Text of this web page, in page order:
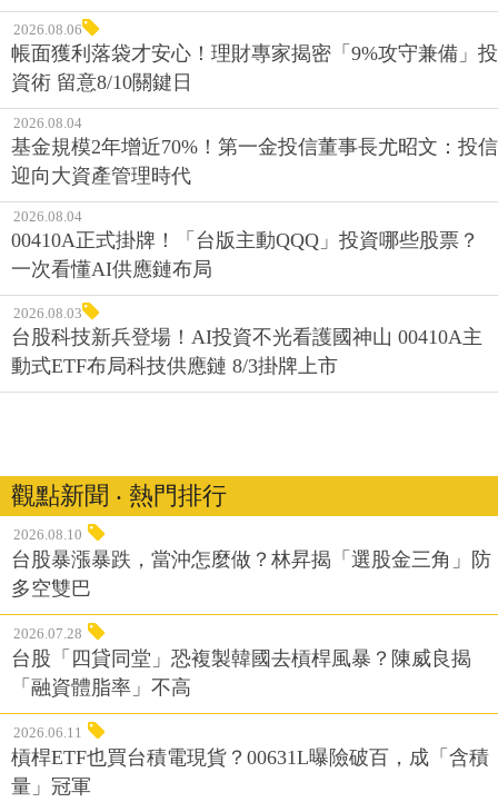
2026.08.06
帳面獲利落袋才安心！理財專家揭密「9%攻守兼備」投
資術 留意8/10關鍵日
2026.08.04
基金規模2年增近70%！第一金投信董事長尤昭文：投信
迎向大資產管理時代
2026.08.04
00410A正式掛牌！「台版主動QQQ」投資哪些股票？
一次看懂AI供應鏈布局
2026.08.03
台股科技新兵登場！AI投資不光看護國神山 00410A主
動式ETF布局科技供應鏈 8/3掛牌上市
觀點新聞 ‧ 熱門排行
2026.08.10
台股暴漲暴跌，當沖怎麼做？林昇揭「選股金三角」防
多空雙巴
2026.07.28
台股「四貸同堂」恐複製韓國去槓桿風暴？陳威良揭
「融資體脂率」不高
2026.06.11
槓桿ETF也買台積電現貨？00631L曝險破百，成「含積
量」冠軍